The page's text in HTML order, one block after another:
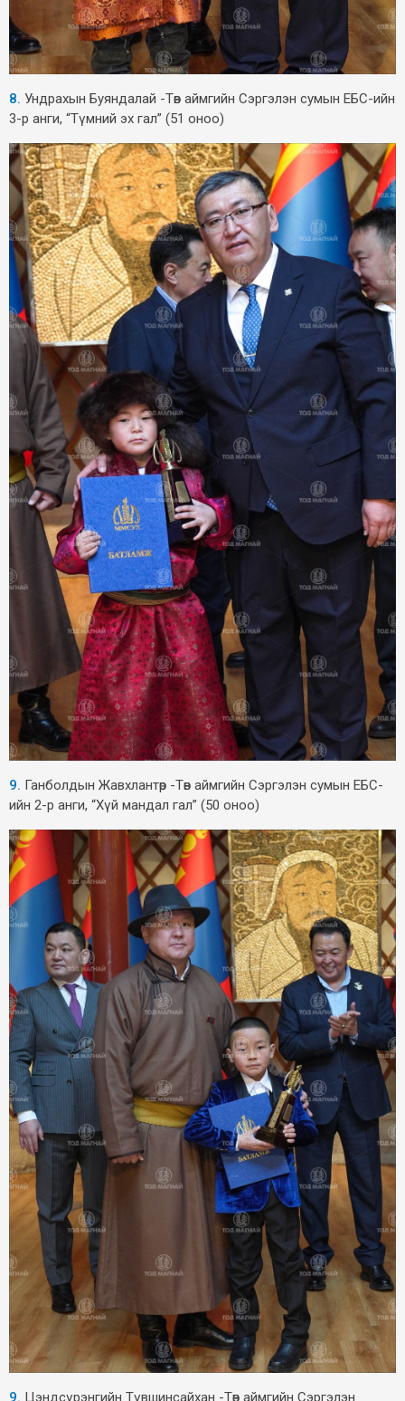
8. Ундрахын Буяндалай -Төв аймгийн Сэргэлэн сумын ЕБС-ийн
3-р анги, “Түмний эх гал” (51 оноо)
9. Ганболдын Жавхлантөр -Төв аймгийн Сэргэлэн сумын ЕБС-
ийн 2-р анги, “Хүй мандал гал” (50 оноо)
9. Цэндсүрэнгийн Түвшинсайхан -Төв аймгийн Сэргэлэн